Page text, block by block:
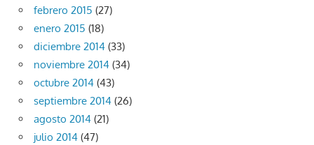
febrero 2015 (27)
enero 2015 (18)
diciembre 2014 (33)
noviembre 2014 (34)
octubre 2014 (43)
septiembre 2014 (26)
agosto 2014 (21)
julio 2014 (47)